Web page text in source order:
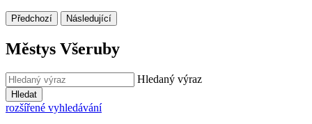
Předchozí Následující
Městys Všeruby
Hledaný výraz
Hledat
rozšířené vyhledávání